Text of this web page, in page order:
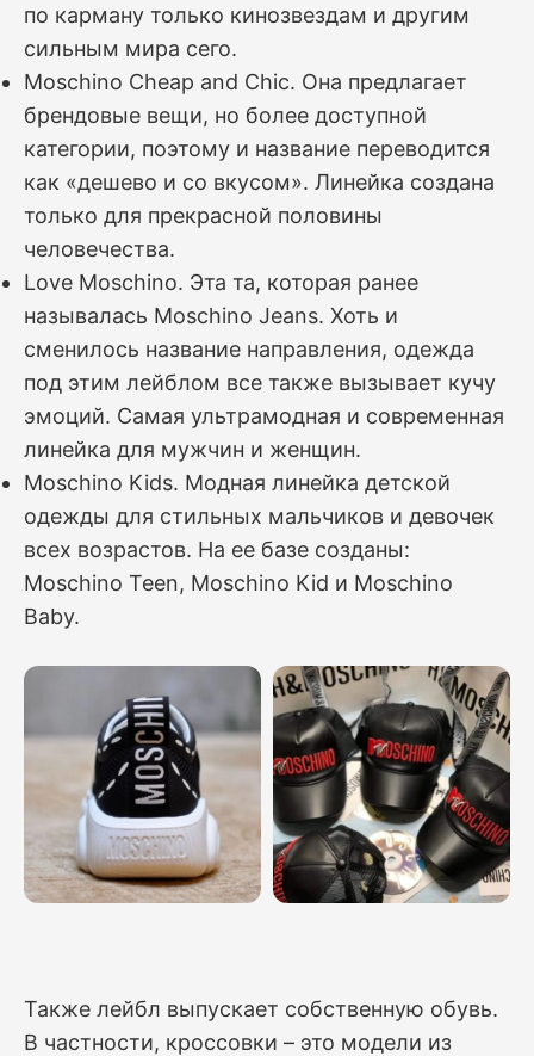
по карману только кинозвездам и другим
сильным мира сего.
Moschino Cheap and Chic. Она предлагает
брендовые вещи, но более доступной
категории, поэтому и название переводится
как «дешево и со вкусом». Линейка создана
только для прекрасной половины
человечества.
Love Moschino. Эта та, которая ранее
называлась Moschino Jeans. Хоть и
сменилось название направления, одежда
под этим лейблом все также вызывает кучу
эмоций. Самая ультрамодная и современная
линейка для мужчин и женщин.
Moschino Kids. Модная линейка детской
одежды для стильных мальчиков и девочек
всех возрастов. На ее базе созданы:
Moschino Teen, Moschino Kid и Moschino
Baby.
Также лейбл выпускает собственную обувь.
В частности, кроссовки – это модели из